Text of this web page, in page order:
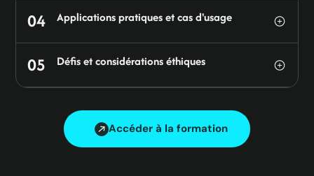
04 Applications pratiques et cas d'usage
05 Défis et considérations éthiques
Accéder à la formation